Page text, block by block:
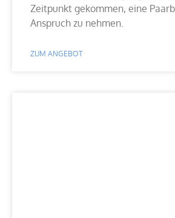
Zeitpunkt gekommen, eine
Anspruch zu nehmen.
ZUM ANGEBOT